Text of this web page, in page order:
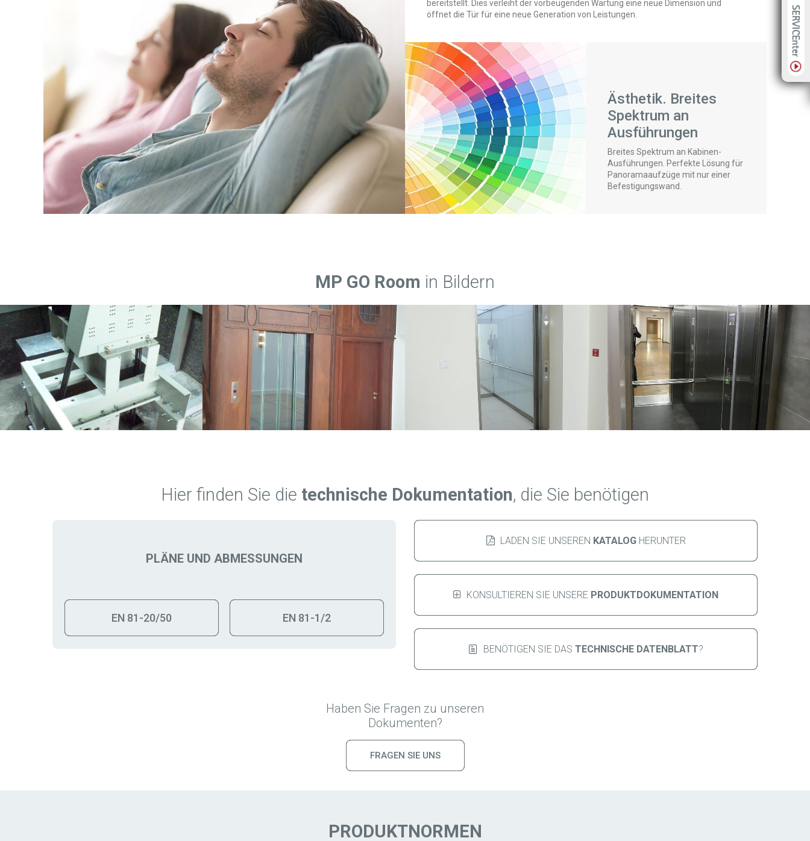
bereitstellt. Dies verleiht der vorbeugenden Wartung eine neue Dimension und
öffnet die Tür für eine neue Generation von Leistungen.
Ästhetik. Breites
Spektrum an
Ausführungen
Breites Spektrum an Kabinen-
Ausführungen. Perfekte Lösung für
Panoramaaufzüge mit nur einer
Befestigungswand.
MP GO Room in Bildern
Hier finden Sie die technische Dokumentation, die Sie benötigen
PLÄNE UND ABMESSUNGEN
EN 81-20/50 EN 81-1/2
LADEN SIE UNSEREN KATALOG HERUNTER
KONSULTIEREN SIE UNSERE PRODUKTDOKUMENTATION
BENÖTIGEN SIE DAS TECHNISCHE DATENBLATT?
Haben Sie Fragen zu unseren
Dokumenten?
FRAGEN SIE UNS
PRODUKTNORMEN